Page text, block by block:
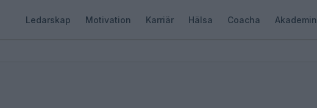
Ledarskap Motivation Karriär Hälsa Coacha Akademin